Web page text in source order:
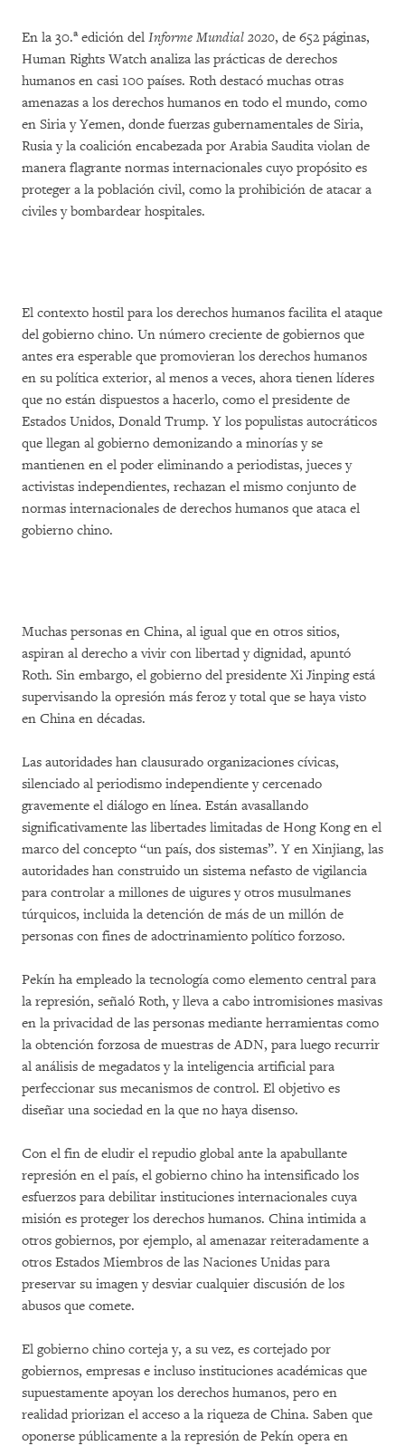
En la 30.aedición del Informe Mundial 2020, de 652 páginas,
Human Rights Watch analiza las prácticas de derechos
humanos en casi 100 países. Roth destacó muchas otras
amenazas a los derechos humanos en todo el mundo, como
en Siria y Yemen, donde fuerzas gubernamentales de Siria,
Rusia y la coalición encabezada por Arabia Saudita violan de
manera flagrante normas internacionales cuyo propósito es
proteger a la población civil, como la prohibición de atacar a
civiles y bombardear hospitales.
El contexto hostil para los derechos humanos facilita el ataque
del gobierno chino. Un número creciente de gobiernos que
antes era esperable que promovieran los derechos humanos
en su política exterior, al menos a veces, ahora tienen líderes
que no están dispuestos a hacerlo, como el presidente de
Estados Unidos, Donald Trump. Y los populistas autocráticos
que llegan al gobierno demonizando a minorías y se
mantienen en el poder eliminando a periodistas, jueces y
activistas independientes, rechazan el mismo conjunto de
normas internacionales de derechos humanos que ataca el
gobierno chino.
Muchas personas en China, al igual que en otros sitios,
aspiran al derecho a vivir con libertad y dignidad, apuntó
Roth. Sin embargo, el gobierno del presidente Xi Jinping está
supervisando la opresión más feroz y total que se haya visto
en China en décadas.
Las autoridades han clausurado organizaciones cívicas,
silenciado al periodismo independiente y cercenado
gravemente el diálogo en línea. Están avasallando
significativamente las libertades limitadas de Hong Kong en el
marco del concepto “un país, dos sistemas”. Y en Xinjiang, las
autoridades han construido un sistema nefasto de vigilancia
para controlar a millones de uigures y otros musulmanes
túrquicos, incluida la detención de más de un millón de
personas con fines de adoctrinamiento político forzoso.
Pekín ha empleado la tecnología como elemento central para
la represión, señaló Roth, y lleva a cabo intromisiones masivas
en la privacidad de las personas mediante herramientas como
la obtención forzosa de muestras de ADN, para luego recurrir
al análisis de megadatos y la inteligencia artificial para
perfeccionar sus mecanismos de control. El objetivo es
diseñar una sociedad en la que no haya disenso.
Con el fin de eludir el repudio global ante la apabullante
represión en el país, el gobierno chino ha intensificado los
esfuerzos para debilitar instituciones internacionales cuya
misión es proteger los derechos humanos. China intimida a
otros gobiernos, por ejemplo, al amenazar reiteradamente a
otros Estados Miembros de las Naciones Unidas para
preservar su imagen y desviar cualquier discusión de los
abusos que comete.
El gobierno chino corteja y, a su vez, es cortejado por
gobiernos, empresas e incluso instituciones académicas que
supuestamente apoyan los derechos humanos, pero en
realidad priorizan el acceso a la riqueza de China. Saben que
oponerse públicamente a la represión de Pekín opera en